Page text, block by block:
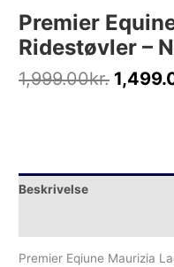
Premier
Ridestøvler –
1,999.00kr.
Beskrivelse
Premier Eqiune Maurizia